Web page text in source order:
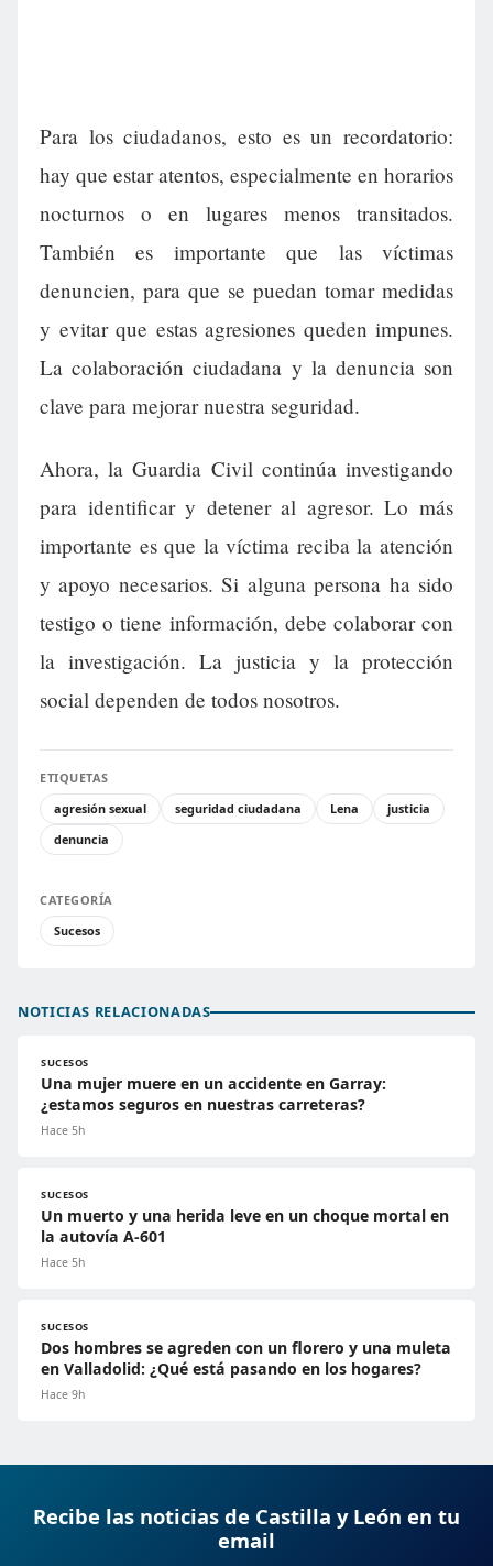
Para los ciudadanos, esto es un recordatorio:
hay que estar atentos, especialmente en horarios
nocturnos o en lugares menos transitados.
También es importante que las víctimas
denuncien, para que se puedan tomar medidas
y evitar que estas agresiones queden impunes.
La colaboración ciudadana y la denuncia son
clave para mejorar nuestra seguridad.
Ahora, la Guardia Civil continúa investigando
para identificar y detener al agresor. Lo más
importante es que la víctima reciba la atención
y apoyo necesarios. Si alguna persona ha sido
testigo o tiene información, debe colaborar con
la investigación. La justicia y la protección
social dependen de todos nosotros.
ETIQUETAS
agresión sexual
seguridad ciudadana Lena
justicia
denuncia
CATEGORÍA
Sucesos
NOTICIAS RELACIONADAS
SUCESOS
Una mujer muere en un accidente en Garray:
¿estamos seguros en nuestras carreteras?
Hace 5h
SUCESOS
Un muerto y una herida leve en un choque mortal en
la autovía A-601
Hace 5h
SUCESOS
Dos hombres se agreden con un florero y una muleta
en Valladolid: ¿Qué está pasando en los hogares?
Hace 9h
Recibe las noticias de Castilla y León en tu
email